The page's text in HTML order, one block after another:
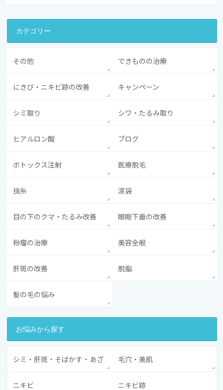
カテゴリー
その他 できものの治療
にきび・ニキビ跡の改善 キャンペーン
シミ取り シワ・たるみ取り
ヒアルロン酸 ブログ
ボトックス注射 医療脱毛
抜糸 涙袋
目の下のクマ・たるみ改善 眼瞼下垂の改善
粉瘤の治療 美容全般
肝斑の改善 脱脂
髪の毛の悩み
お悩みから探す
シミ・肝斑・そばかす・あざ 毛穴・美肌
ニキビ ニキビ跡